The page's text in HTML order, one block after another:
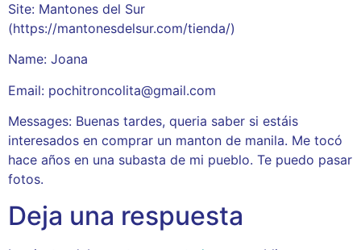
Site: Mantones del Sur
(https://mantonesdelsur.com/tienda/)
Name: Joana
Email: pochitroncolita@gmail.com
Messages: Buenas tardes, queria saber si estáis
interesados en comprar un manton de manila. Me tocó
hace años en una subasta de mi pueblo. Te puedo pasar
fotos.
Deja una respuesta